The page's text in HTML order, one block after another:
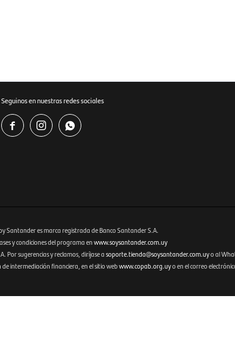
Seguinos en nuestras redes sociales
  
Santander es marca registrada de Banco Santander S.A.
y condiciones del programa en www.soysantander.com.uy
Por sugerencias y reclamos, diríjase asoporte.tienda@soysantander.com.uyo al
intermediación financiera, en el sitio webwww.copab.org.uyo en el correo